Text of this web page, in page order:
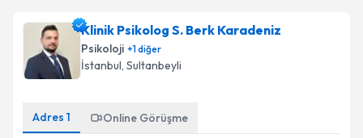
Klinik Psikolog S. Berk Karadeniz
Psikoloji +1diğer
İstanbul, Sultanbeyli
Adres 1 Online Görüşme